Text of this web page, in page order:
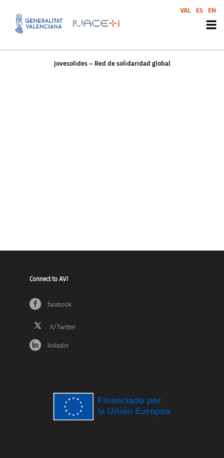
Jovesolides – Red de
solidaridad global
Jovesolides – Red de solidaridad global
Connect to AVI
facebook
linkedin
VAL ES EN